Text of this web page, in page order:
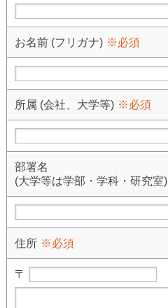
お名前 (フリガナ) ※必須
所属 (会社、大学等) ※必須
部署名
(大学等は学部・学科・研究室)
住所 ※必須
〒